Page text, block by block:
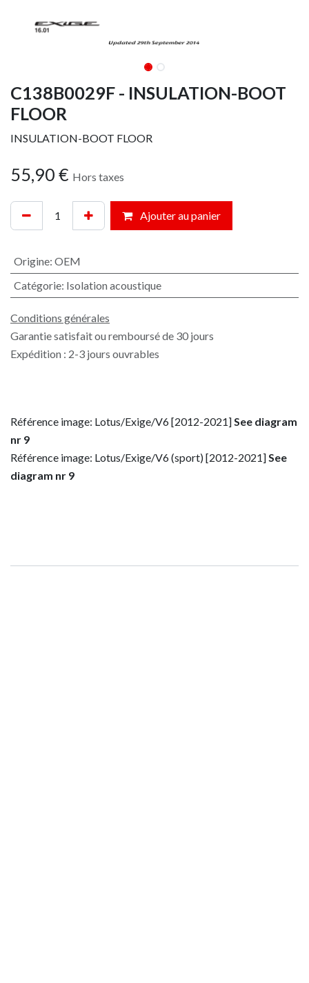
C138B0029F - INSULATION-BOOT
FLOOR
INSULATION-BOOT FLOOR
55,90 € Hors taxes
Ajouter au panier
Origine: OEM
Catégorie: Isolation acoustique
Conditions générales
Garantie satisfait ou remboursé de 30 jours
Expédition : 2-3 jours ouvrables
Référence image: Lotus/Exige/V6 [2012-2021]See diagram
nr 9
Référence image: Lotus/Exige/V6 (sport) [2012-2021]See
diagram nr 9